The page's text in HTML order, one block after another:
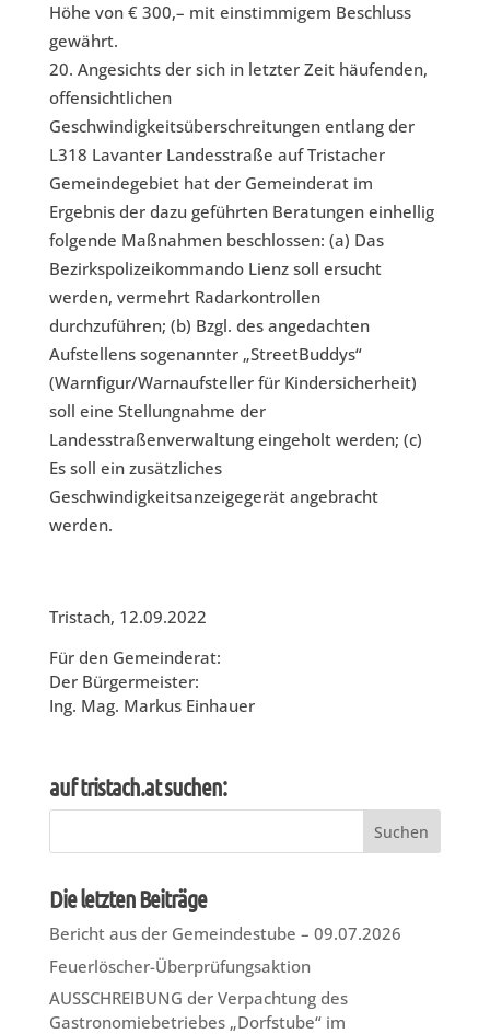
Höhe von € 300,– mit einstimmigem Beschluss
gewährt.
Angesichts der sich in letzter Zeit häufenden,
offensichtlichen
Geschwindigkeitsüberschreitungen entlang der
L318 Lavanter Landesstraße auf Tristacher
Gemeindegebiet hat der Gemeinderat im
Ergebnis der dazu geführten Beratungen einhellig
folgende Maßnahmen beschlossen: (a) Das
Bezirkspolizeikommando Lienz soll ersucht
werden, vermehrt Radarkontrollen
durchzuführen; (b) Bzgl. des angedachten
Aufstellens sogenannter „StreetBuddys“
(Warnfigur/Warnaufsteller für Kindersicherheit)
soll eine Stellungnahme der
Landesstraßenverwaltung eingeholt werden; (c)
Es soll ein zusätzliches
Geschwindigkeitsanzeigegerät angebracht
werden.
Tristach, 12.09.2022
Für den Gemeinderat:
Der Bürgermeister:
Ing. Mag. Markus Einhauer
auf tristach.at suchen:
Suchen
Die letzten Beiträge
Bericht aus der Gemeindestube – 09.07.2026
Feuerlöscher-Überprüfungsaktion
AUSSCHREIBUNG der Verpachtung des
Gastronomiebetriebes „Dorfstube“ im